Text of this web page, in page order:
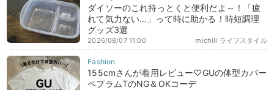
ダイソーのこれ持っとくと便利だよ～！「疲
れて気力ない…」って時に助かる！時短調理
グッズ3選
michill ライフスタイル
2026/08/07 11:00
155cmさんが着用レビュー♡GUの体型カバー
ペプラムTのNG＆OKコーデ